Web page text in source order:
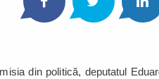
din politică, deputatul